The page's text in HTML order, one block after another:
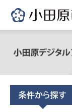
課
下水道整
浄水管理
農業委
員会事
務局
条件から探す